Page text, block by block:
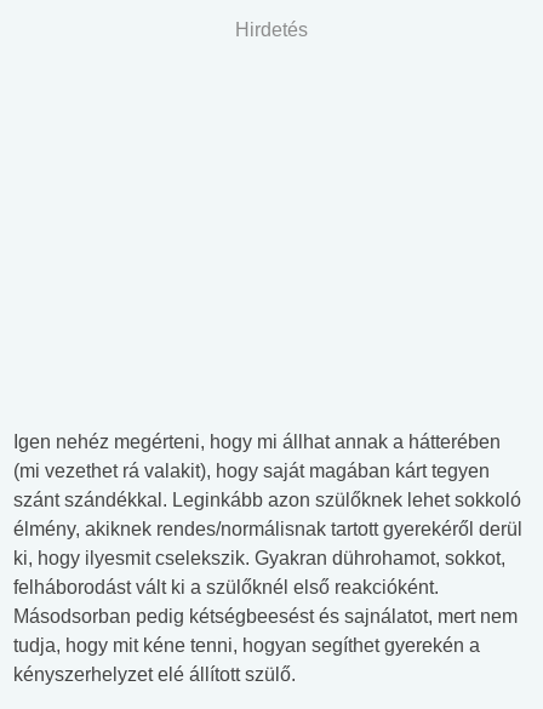
Hirdetés
Igen nehéz megérteni, hogy mi állhat annak a hátterében
(mi vezethet rá valakit), hogy saját magában kárt tegyen
szánt szándékkal. Leginkább azon szülőknek lehet sokkoló
élmény, akiknek rendes/normálisnak tartott gyerekéről derül
ki, hogy ilyesmit cselekszik. Gyakran dührohamot, sokkot,
felháborodást vált ki a szülőknél első reakcióként.
Másodsorban pedig kétségbeesést és sajnálatot, mert nem
tudja, hogy mit kéne tenni, hogyan segíthet gyerekén a
kényszerhelyzet elé állított szülő.